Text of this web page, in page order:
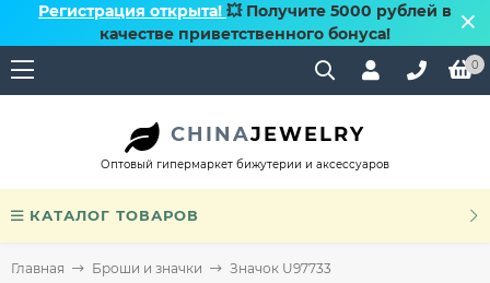
Регистрация открыта! 💥 Получите 5000 рублей в
качестве приветственного бонуса!
0
CHINAJEWELRY
Оптовый гипермаркет бижутерии и аксессуаров
КАТАЛОГ ТОВАРОВ
Главная Броши и значки Значок U97733